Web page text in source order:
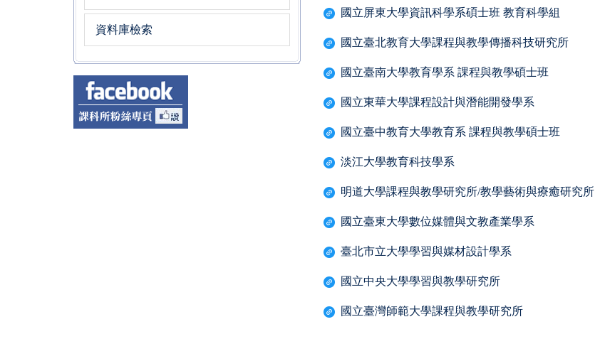
資料庫檢索
國立屏東大學資訊科學系碩士班 教育科學組
國立臺北教育大學課程與教學傳播科技研究所
國立臺南大學教育學系 課程與教學碩士班
國立東華大學課程設計與潛能開發學系
國立臺中教育大學教育系 課程與教學碩士班
淡江大學教育科技學系
明道大學課程與教學研究所/教學藝術與療癒研究所
國立臺東大學數位媒體與文教產業學系
臺北市立大學學習與媒材設計學系
國立中央大學學習與教學研究所
國立臺灣師範大學課程與教學研究所